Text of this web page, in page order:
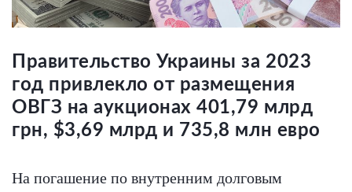
Правительство Украины за 2023
год привлекло от размещения
ОВГЗ на аукционах 401,79 млрд
грн, $3,69 млрд и 735,8 млн евро
На погашение по внутренним долговым